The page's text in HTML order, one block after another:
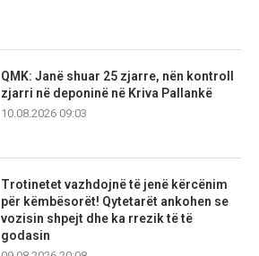
QMK: Janë shuar 25 zjarre, nën kontroll
zjarri në deponinë në Kriva Pallankë
10.08.2026 09:03
Trotinetet vazhdojnë të jenë kërcënim
për këmbësorët! Qytetarët ankohen se
vozisin shpejt dhe ka rrezik të të
godasin